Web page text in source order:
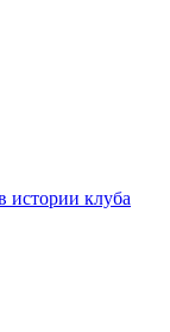
истории клуба